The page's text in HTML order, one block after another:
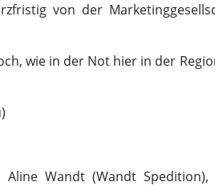
von der
wie in der Not hier in der
Wandt (Wandt